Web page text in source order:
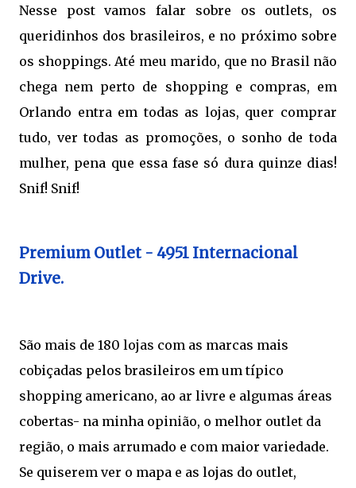
Nesse post vamos falar sobre os outlets, os
queridinhos dos brasileiros, e no próximo sobre
os shoppings. Até meu marido, que no Brasil não
chega nem perto de shopping e compras, em
Orlando entra em todas as lojas, quer comprar
tudo, ver todas as promoções, o sonho de toda
mulher, pena que essa fase só dura quinze dias!
Snif! Snif!
Premium Outlet - 4951 Internacional
Drive.
São mais de 180 lojas com as marcas mais
cobiçadas pelos brasileiros em um típico
shopping americano, ao ar livre e algumas áreas
cobertas- na minha opinião, o melhor outlet da
região, o mais arrumado e com maior variedade.
Se quiserem ver o mapa e as lojas do outlet,